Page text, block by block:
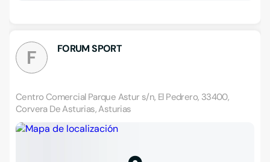
F FORUM SPORT
Centro Comercial Parque Astur s/n, El Pedrero, 33400,
Corvera De Asturias, Asturias